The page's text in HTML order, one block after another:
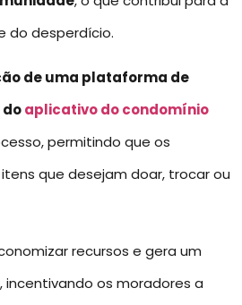
do desperdício.
de uma plataforma de
aplicativo do condomínio
permitindo que os
que desejam doar, trocar ou
recursos e gera um
incentivando os moradores a